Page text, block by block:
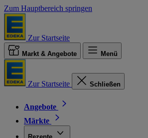
Zum Hauptbereich springen
Zur Startseite
Markt & Angebote Menü
Zur Startseite Schließen
Angebote
Märkte